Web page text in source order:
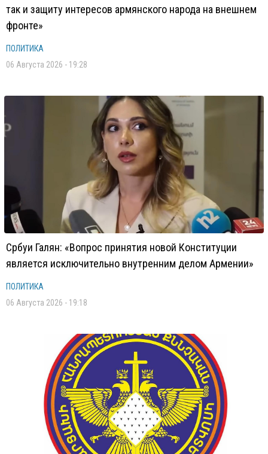
так и защиту интересов армянского народа на внешнем
фронте»
ПОЛИТИКА
06 Августа 2026 - 19:28
Србуи Галян: «Вопрос принятия новой Конституции
является исключительно внутренним делом Армении»
ПОЛИТИКА
06 Августа 2026 - 19:18